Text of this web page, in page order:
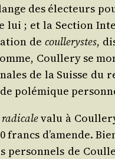
des élec­teurs
lui ; et la Sec­tion
de coul­le­rystes,
Coul­le­ry se
de la Suisse
polé­mique
valu à
d’amende.
de